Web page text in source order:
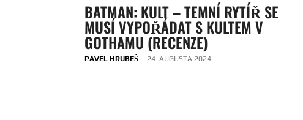
BATMAN: KULT – TEMNÍ RYTÍŘ SE
MUSÍ VYPOŘÁDAT S KULTEM V
GOTHAMU (RECENZE)
PAVEL HRUBEŠ - 24. AUGUSTA 2024